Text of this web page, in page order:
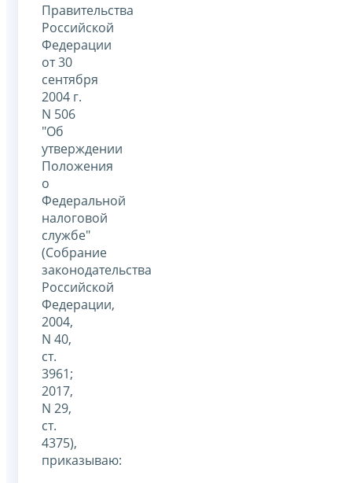
Правительства
Российской
Федерации
от 30
сентября
2004 г.
N 506
"Об
утверждении
Положения
о
Федеральной
налоговой
службе"
(Собрание
законодательства
Российской
Федерации,
2004,
N 40,
ст.
3961;
2017,
N 29,
ст.
4375),
приказываю: